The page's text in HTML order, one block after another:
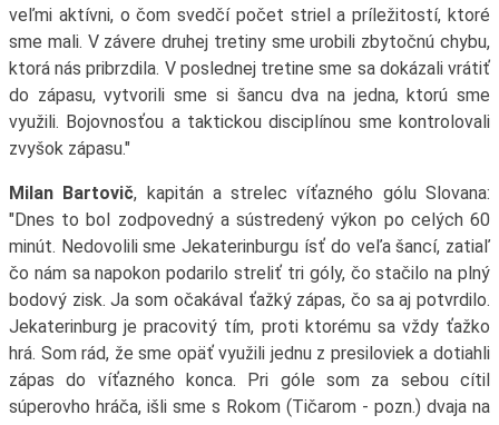
veľmi aktívni, o čom svedčí počet striel a príležitostí, ktoré
sme mali. V závere druhej tretiny sme urobili zbytočnú chybu,
ktorá nás pribrzdila. V poslednej tretine sme sa dokázali vrátiť
do zápasu, vytvorili sme si šancu dva na jedna, ktorú sme
využili. Bojovnosťou a taktickou disciplínou sme kontrolovali
zvyšok zápasu."
Milan Bartovič, kapitán a strelec víťazného gólu Slovana:
"Dnes to bol zodpovedný a sústredený výkon po celých 60
minút. Nedovolili sme Jekaterinburgu ísť do veľa šancí, zatiaľ
čo nám sa napokon podarilo streliť tri góly, čo stačilo na plný
bodový zisk. Ja som očakával ťažký zápas, čo sa aj potvrdilo.
Jekaterinburg je pracovitý tím, proti ktorému sa vždy ťažko
hrá. Som rád, že sme opäť využili jednu z presiloviek a dotiahli
zápas do víťazného konca. Pri góle som za sebou cítil
súperovho hráča, išli sme s Rokom (Tičarom - pozn.) dvaja na